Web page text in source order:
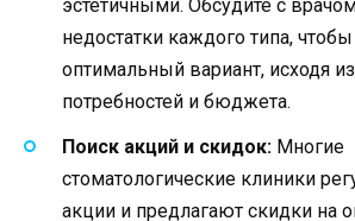
эстетичными. Обсудите с
недостатки каждого типа,
оптимальный вариант, исходя
потребностей и бюджета.
Поиск акций и скидок: Многие
стоматологические клиники
акции и предлагают скидки на